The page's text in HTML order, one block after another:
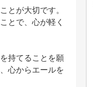
とが大切です。
とで、心が軽く
持てることを願
心からエールを